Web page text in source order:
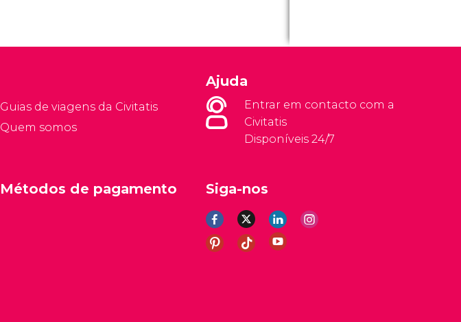
Guias de viagens da Civitatis
Quem somos
Ajuda
Entrar em contacto com a
Civitatis
Disponíveis 24/7
Siga-nos
Métodos de pagamento